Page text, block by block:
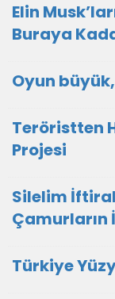
Elin
Buraya
Oyun
Teröristten
Projesi
Silelim
Çamurların
Türkiye